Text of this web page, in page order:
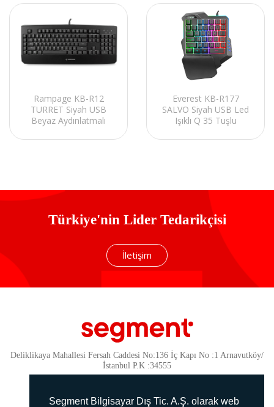
Segment Bilgisayar Dış Tic. A.Ş. olarak web
Rampage KB-R12
TURRET Siyah USB
Beyaz Aydınlatmalı
Mekanik Gaming
Everest KB-R177
SALVO Siyah USB Led
Işıklı Q 35 Tuşlu
Gaming Oyuncu
Türkiye'nin Lider Tedarikçisi
İletişim
Deliklikaya Mahallesi Fersah Caddesi No:136 İç Kapı No :1 Arnavutköy/
İstanbul P.K :34555
Güvenlik
KVKK Politikamız